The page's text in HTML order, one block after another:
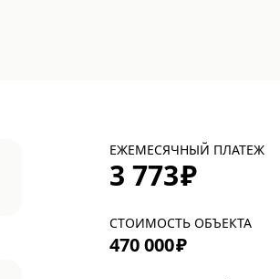
ЕЖЕМЕСЯЧНЫЙ ПЛАТЕЖ
3 773₽
СТОИМОСТЬ ОБЪЕКТА
470 000₽